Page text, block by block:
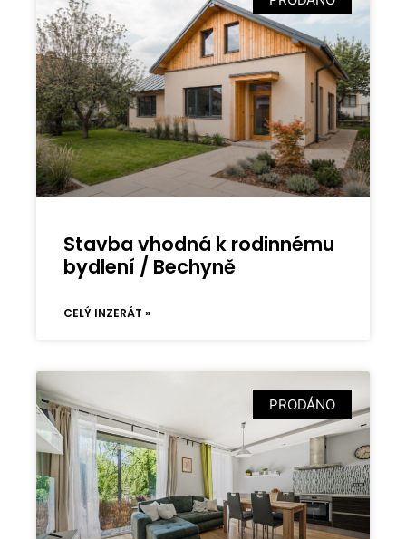
Stavba vhodná k rodinnému
bydlení / Bechyně
CELÝ INZERÁT »
PRODÁNO